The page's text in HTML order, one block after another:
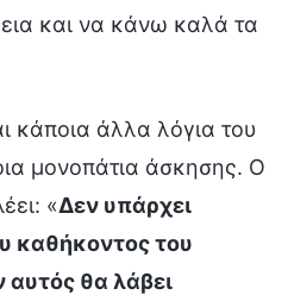
και να κάνω καλά τα
κάποια άλλα λόγια του
μονοπάτια άσκησης. Ο
«Δεν υπάρχει
καθήκοντος του
θα λάβει